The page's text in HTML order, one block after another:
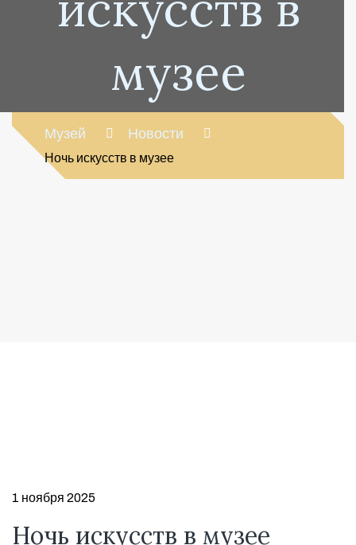
музее
Музей Новости
Ночь искусств в музее
1 ноября 2025
Ночь искусств в музее